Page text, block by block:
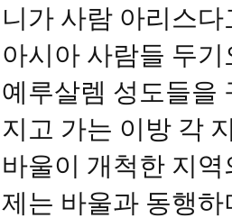
니가 사람 아리스
아시아 사람들 두
예루살렘 성도들을
지고 가는 이방 각
바울이 개척한 지
제는 바울과 동행